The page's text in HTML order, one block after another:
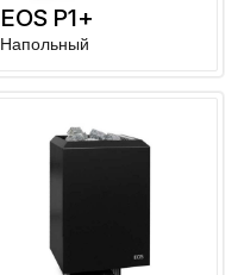
EOS P1+
Напольный